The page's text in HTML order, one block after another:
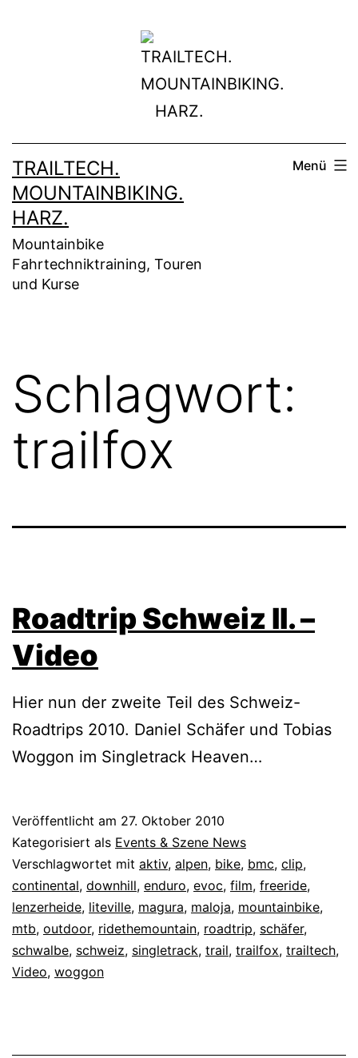
TRAILTECH.
MOUNTAINBIKING.
HARZ.
Mountainbike
Fahrtechniktraining, Touren
und Kurse
Menü
Schlagwort:
trailfox
Roadtrip Schweiz II. –
Video
Hier nun der zweite Teil des Schweiz-
Roadtrips 2010. Daniel Schäfer und Tobias
Woggon im Singletrack Heaven…
Veröffentlicht am 27. Oktober 2010
Kategorisiert als Events & Szene News
Verschlagwortet mit aktiv, alpen, bike, bmc, clip,
continental, downhill, enduro, evoc, film, freeride,
lenzerheide, liteville, magura, maloja, mountainbike,
mtb, outdoor, ridethemountain, roadtrip, schäfer,
schwalbe, schweiz, singletrack, trail, trailfox, trailtech,
Video, woggon